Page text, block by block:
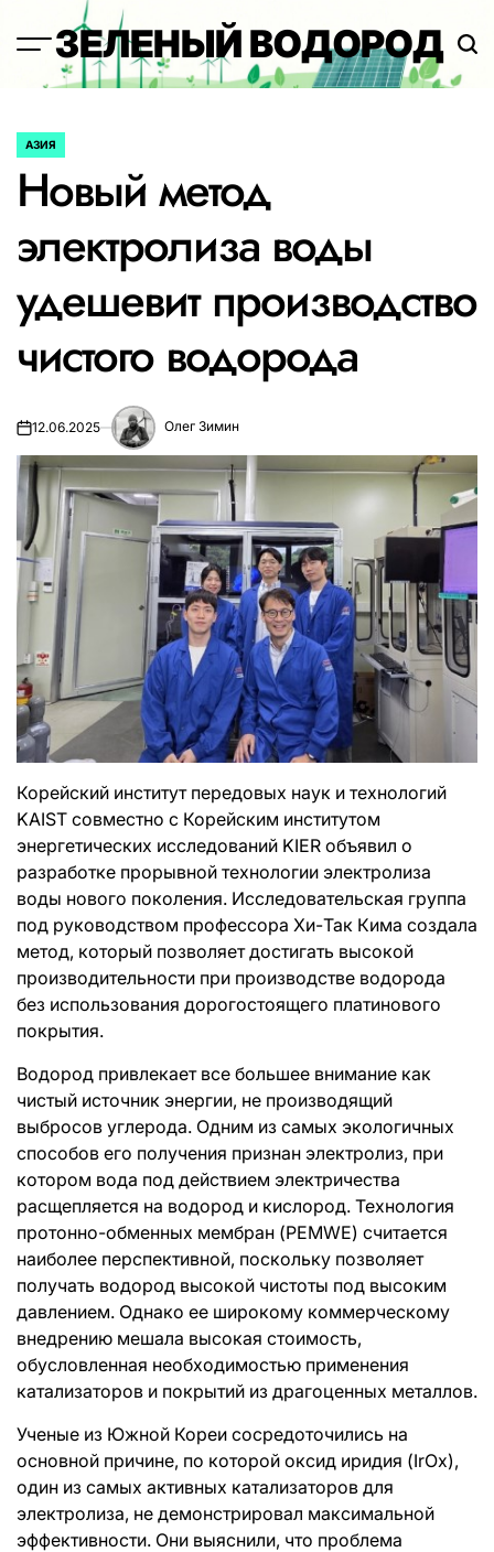
содержимому
ЗЕЛЕНЫЙ ВОДОРОД
ОПУБЛИКОВАНО
АЗИЯ
Новый метод
электролиза воды
удешевит производство
чистого водорода
12.06.2025 Олег Зимин
Корейский институт передовых наук и технологий
KAIST совместно с Корейским институтом
энергетических исследований KIER объявил о
разработке прорывной технологии электролиза
воды нового поколения. Исследовательская группа
под руководством профессора Хи-Так Кима создала
метод, который позволяет достигать высокой
производительности при производстве водорода
без использования дорогостоящего платинового
покрытия.
Водород привлекает все большее внимание как
чистый источник энергии, не производящий
выбросов углерода. Одним из самых экологичных
способов его получения признан электролиз, при
котором вода под действием электричества
расщепляется на водород и кислород. Технология
протонно-обменных мембран (PEMWE) считается
наиболее перспективной, поскольку позволяет
получать водород высокой чистоты под высоким
давлением. Однако ее широкому коммерческому
внедрению мешала высокая стоимость,
обусловленная необходимостью применения
катализаторов и покрытий из драгоценных металлов.
Ученые из Южной Кореи сосредоточились на
основной причине, по которой оксид иридия (IrOx),
один из самых активных катализаторов для
электролиза, не демонстрировал максимальной
эффективности. Они выяснили, что проблема